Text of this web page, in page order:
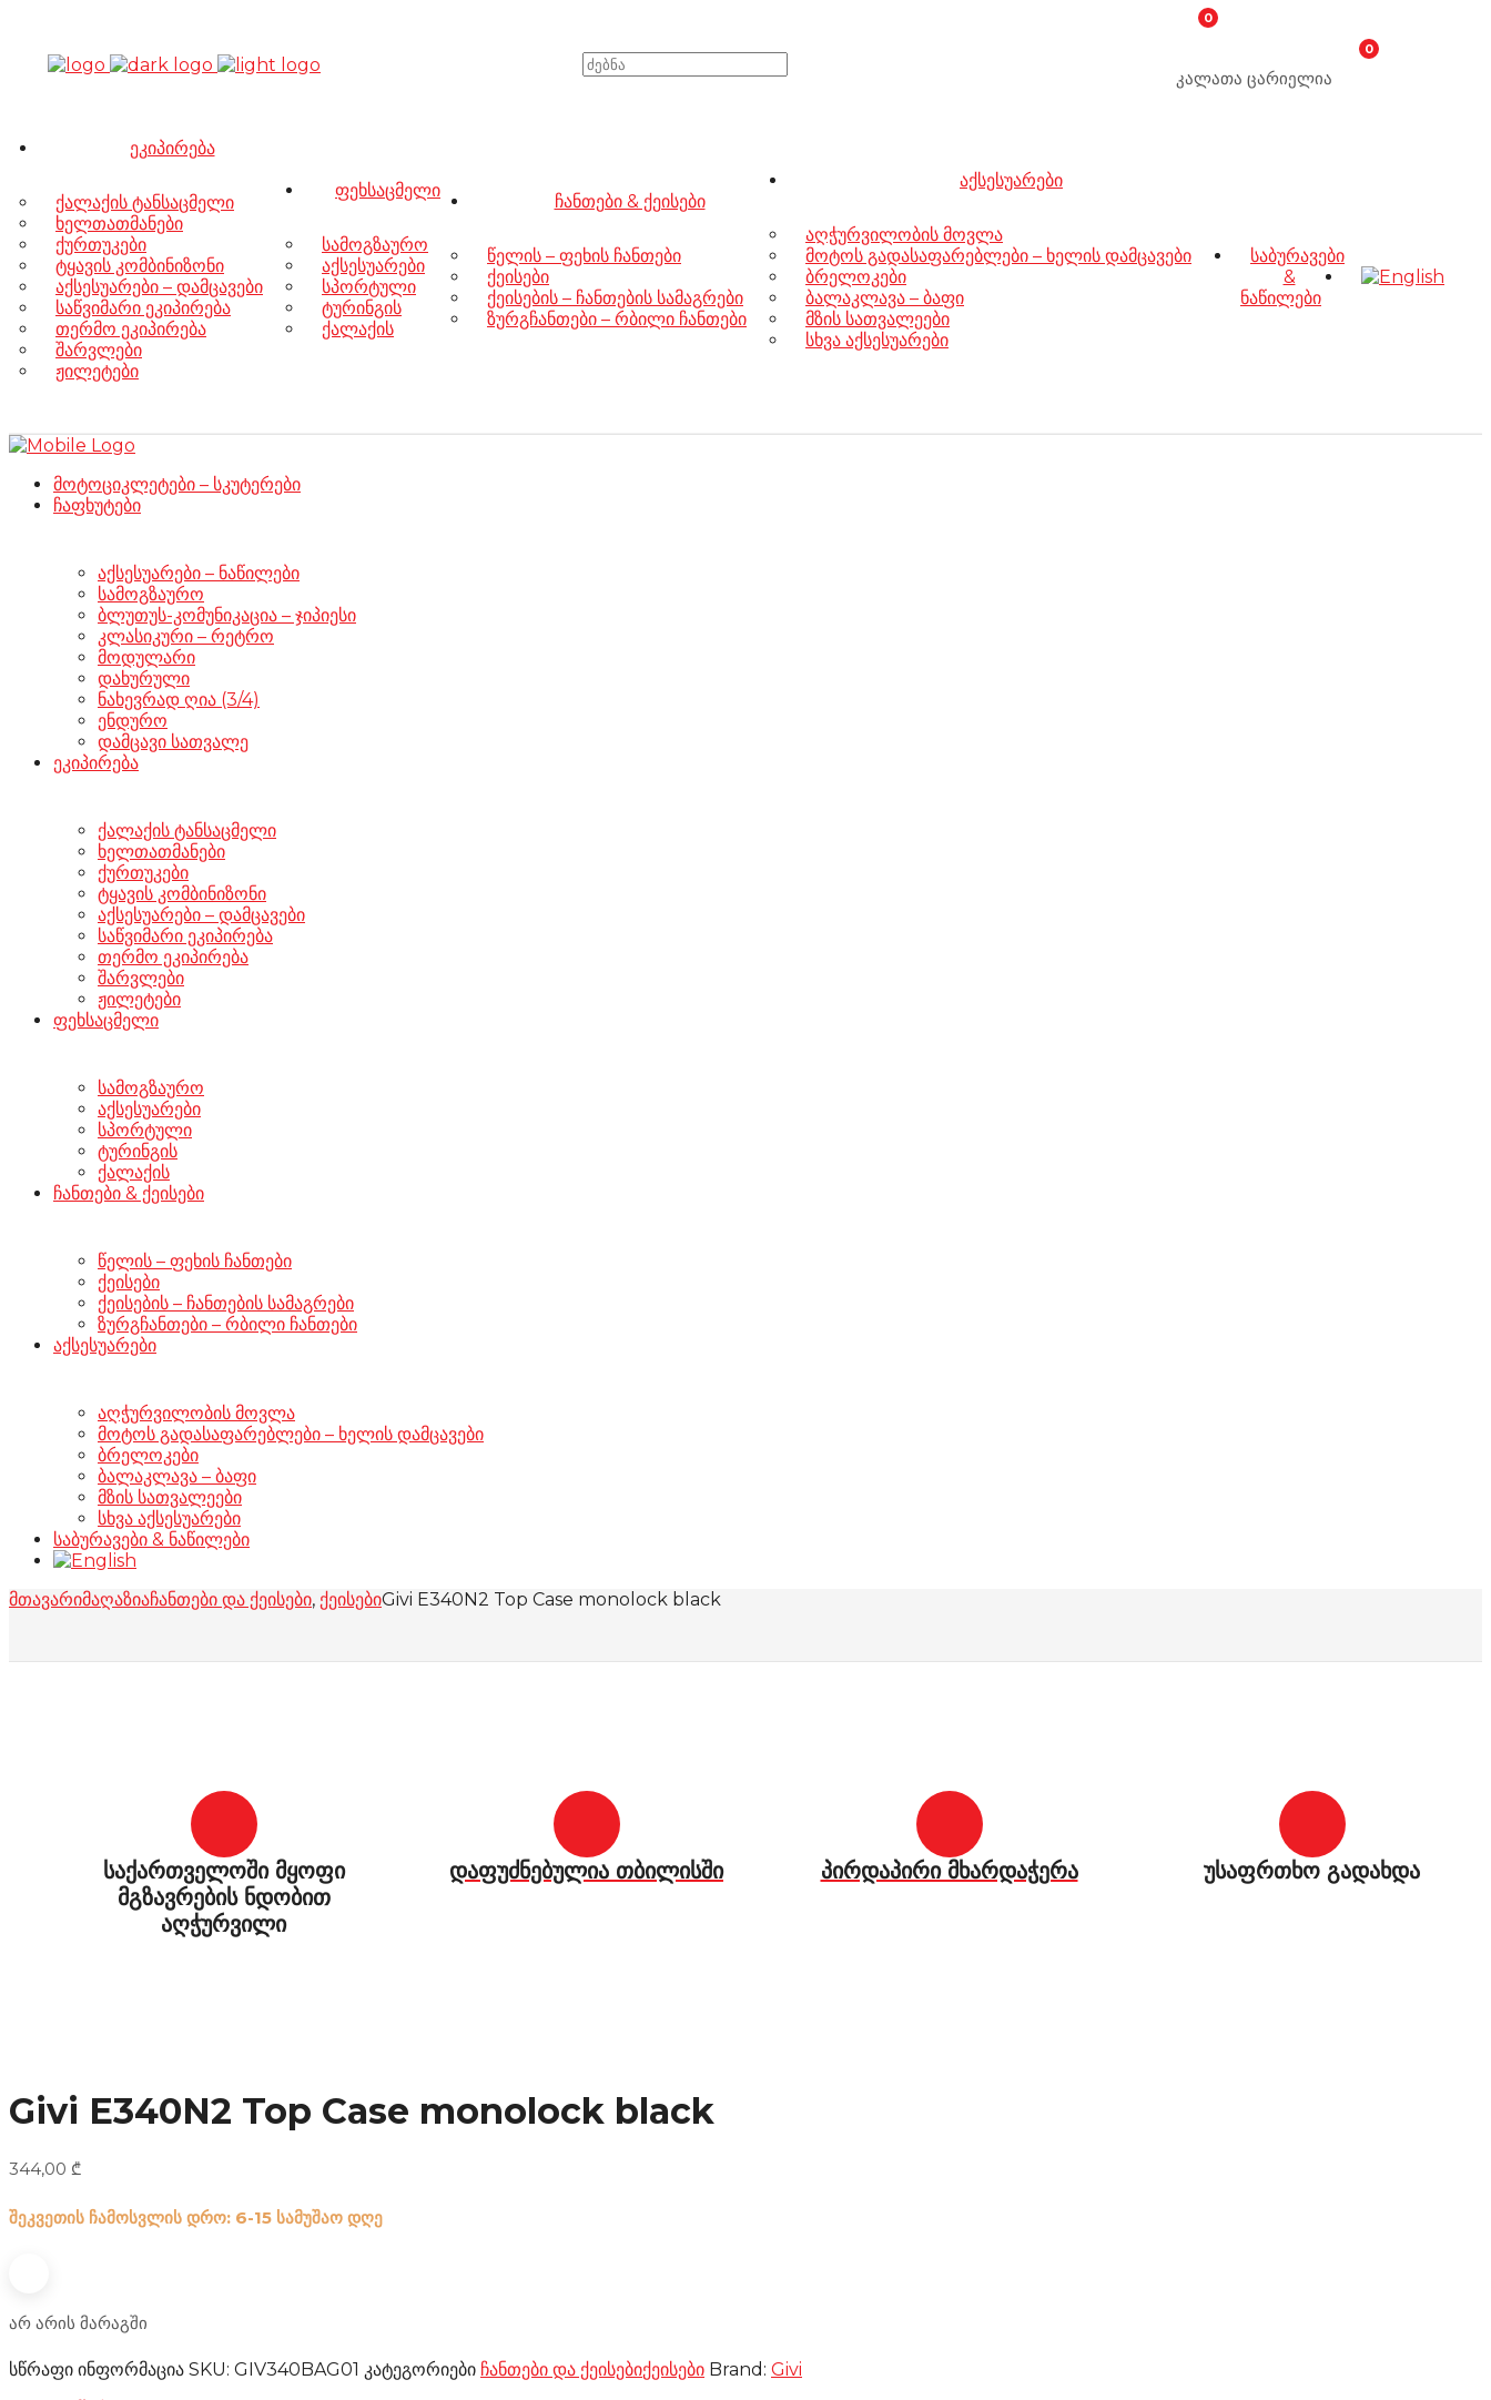
0
კალათა ცარიელია
0
ეკიპირება
ქალაქის ტანსაცმელი
ხელთათმანები
ქურთუკები
ტყავის კომბინიზონი
აქსესუარები – დამცავები
საწვიმარი ეკიპირება
თერმო ეკიპირება
შარვლები
ჟილეტები
ფეხსაცმელი
სამოგზაურო
აქსესუარები
სპორტული
ტურინგის
ქალაქის
ჩანთები & ქეისები
წელის – ფეხის ჩანთები
ქეისები
ქეისების – ჩანთების სამაგრები
ზურგჩანთები – რბილი ჩანთები
აქსესუარები
აღჭურვილობის მოვლა
მოტოს გადასაფარებლები – ხელის დამცავები
ბრელოკები
ბალაკლავა – ბაფი
მზის სათვალეები
სხვა აქსესუარები
საბურავები
&
ნაწილები
მოტოციკლეტები – სკუტერები
ჩაფხუტები
აქსესუარები – ნაწილები
სამოგზაურო
ბლუთუს-კომუნიკაცია – ჯიპიესი
კლასიკური – რეტრო
მოდულარი
დახურული
ნახევრად ღია (3/4)
ენდურო
დამცავი სათვალე
ეკიპირება
ქალაქის ტანსაცმელი
ხელთათმანები
ქურთუკები
ტყავის კომბინიზონი
აქსესუარები – დამცავები
საწვიმარი ეკიპირება
თერმო ეკიპირება
შარვლები
ჟილეტები
ფეხსაცმელი
სამოგზაურო
აქსესუარები
სპორტული
ტურინგის
ქალაქის
ჩანთები & ქეისები
წელის – ფეხის ჩანთები
ქეისები
ქეისების – ჩანთების სამაგრები
ზურგჩანთები – რბილი ჩანთები
აქსესუარები
აღჭურვილობის მოვლა
მოტოს გადასაფარებლები – ხელის დამცავები
ბრელოკები
ბალაკლავა – ბაფი
მზის სათვალეები
სხვა აქსესუარები
საბურავები & ნაწილები
მთავარიმაღაზიაჩანთები და ქეისები, ქეისებიGivi E340N2 Top Case monolock black
საქართველოში მყოფი
მგზავრების ნდობით
აღჭურვილი
დაფუძნებულია თბილისში პირდაპირი მხარდაჭერა უსაფრთხო გადახდა
Givi E340N2 Top Case monolock black
344,00 ₾
შეკვეთის ჩამოსვლის დრო: 6-15 სამუშაო დღე
არ არის მარაგში
სწრაფი ინფორმაცია SKU: GIV340BAG01 კატეგორიები ჩანთები და ქეისებიქეისები Brand: Givi